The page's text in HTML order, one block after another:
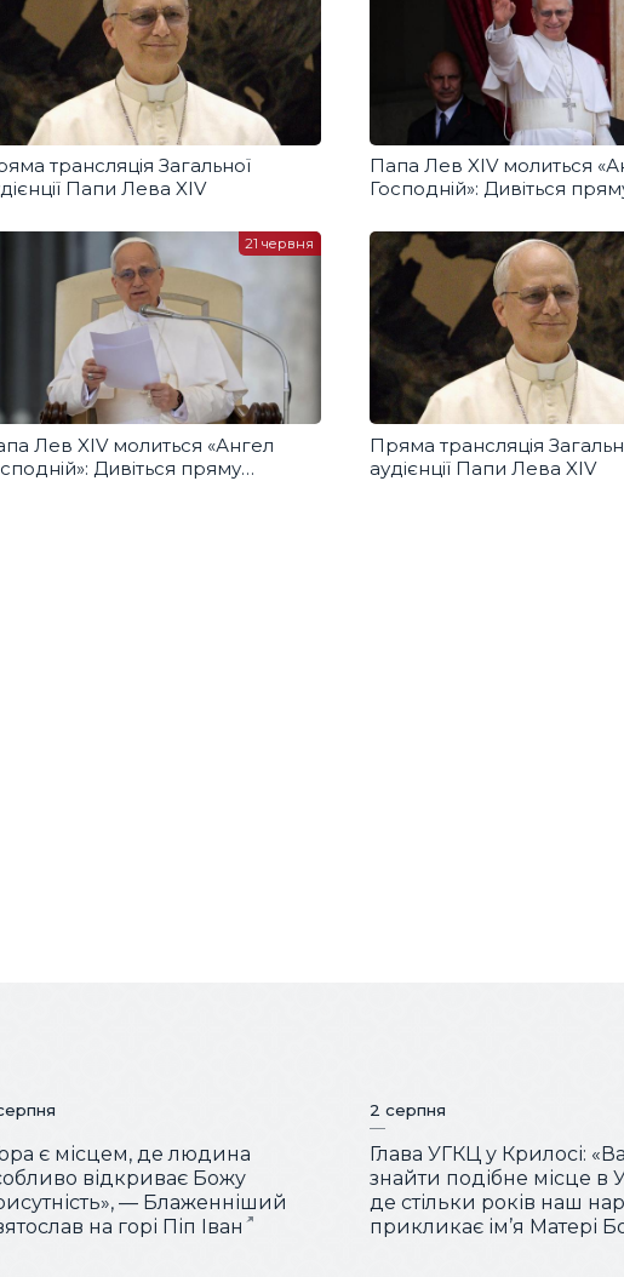
трансляція Загальної
Папи Лева XIV
Папа Лев XIV молиться
Господній»: Дивіться
перекладом
Лев XIV молиться «Ангел
Дивіться пряму
21 червня
Пряма трансляція
аудієнції Папи Лева XIV
є місцем, де людина
відкриває Божу
— Блаженніший
на горі Піп Іван
2 серпня
Глава УГКЦ у Крилосі:
знайти подібне місце в
де стільки років наш
прикликає ім’я Матері